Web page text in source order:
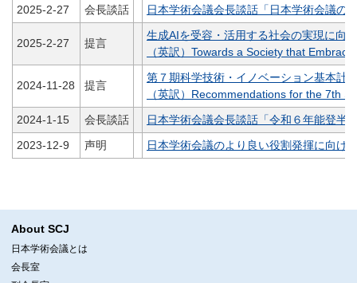
2025-2-27
会長談話 日本学術会議会長談話「日本学術会議の
2025-2-27 提言
生成AIを受容・活用する社会の実現に向
（英訳）Towards a Society that
2024-11-28 提言
第７期科学技術・イノベーション基本計
（英訳）Recommendations for the 7th
2024-1-15
会長談話
日本学術会議会長談話「令和６年能登半
2023-12-9
声明 日本学術会議のより良い役割発揮に向
About SCJ
日本学術会議とは
会長室